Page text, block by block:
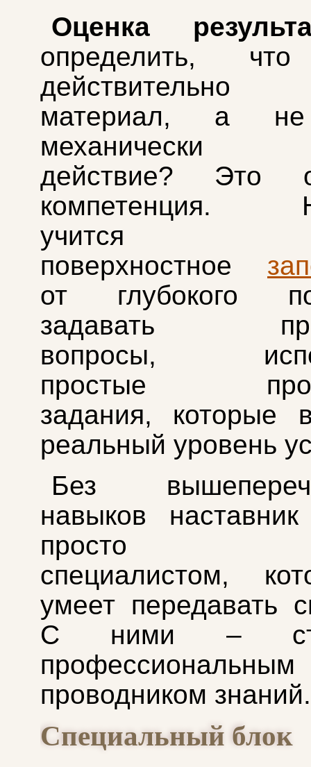
Оценка
определить,
материал, а не
механически
действие? Это
компетенция.
учится
поверхностное
от глубокого
задавать
вопросы,
простые
задания, которые
реальный уровень
Без
навыков наставник
просто
специалистом,
умеет передавать
С ними –
профессиональным
проводником знаний.
Специальный блок